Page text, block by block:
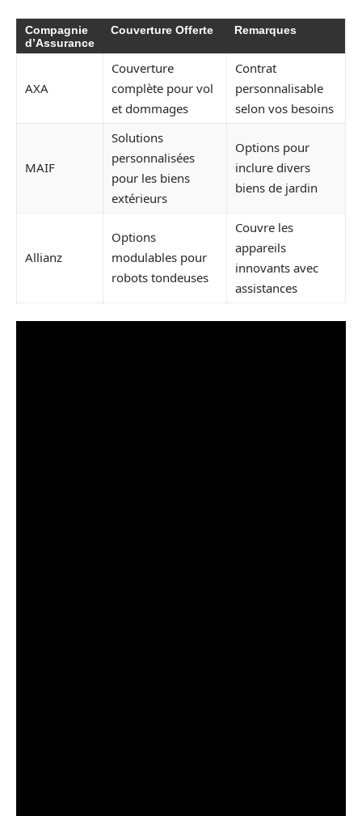
Compagnie
d’Assurance
Couverture Offerte Remarques
AXA
Couverture
complète pour vol
et dommages
Contrat
personnalisable
selon vos besoins
MAIF
Solutions
personnalisées
pour les biens
extérieurs
Options pour
inclure divers
biens de jardin
Allianz
Options
modulables pour
robots tondeuses
Couvre les
appareils
innovants avec
assistances